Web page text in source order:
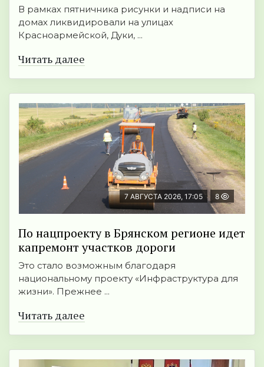
В рамках пятничника рисунки и надписи на
домах ликвидировали на улицах
Красноармейской, Дуки, ...
Читать далее
7 АВГУСТА 2026, 17:05 8
По нацпроекту в Брянском регионе идет
капремонт участков дороги
Это стало возможным благодаря
национальному проекту «Инфраструктура для
жизни». Прежнее ...
Читать далее